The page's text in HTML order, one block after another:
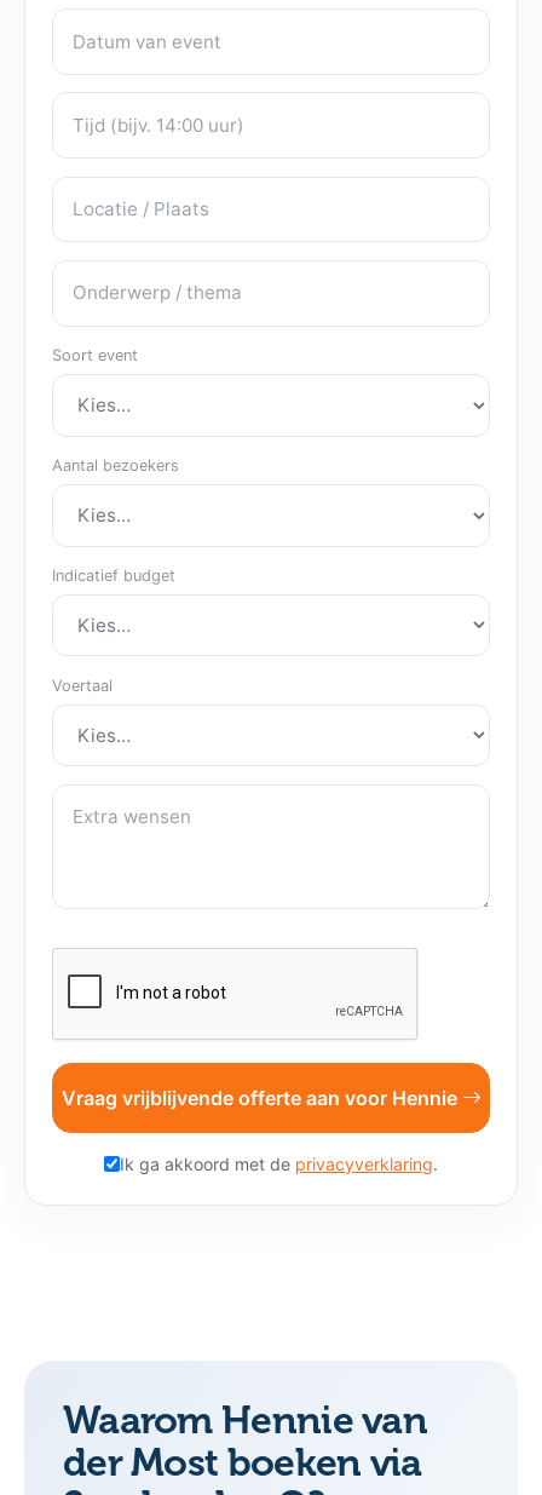
Eventdetails
Datum van event
Tijd
Locatie / Plaats
Onderwerp / thema
Soort event
Aantal bezoekers
Indicatief budget
Voertaal
Extra wensen
Vraag vrijblijvende offerte aan voor Hennie
Ik ga akkoord met de privacyverklaring.
Waarom Hennie van
der Most boeken via